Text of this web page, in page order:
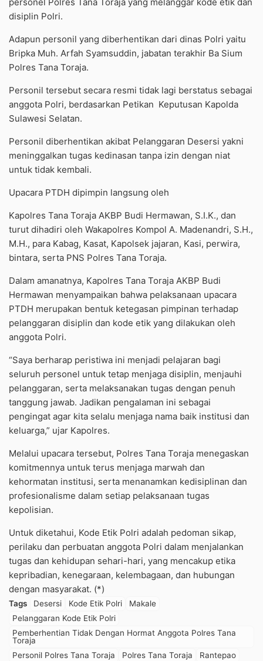
personel Polres Tana Toraja yang melanggar kode etik dan
disiplin Polri.
Adapun personil yang diberhentikan dari dinas Polri yaitu
Bripka Muh. Arfah Syamsuddin, jabatan terakhir Ba Sium
Polres Tana Toraja.
Personil tersebut secara resmi tidak lagi berstatus sebagai
anggota Polri, berdasarkan Petikan Keputusan Kapolda
Sulawesi Selatan.
Personil diberhentikan akibat Pelanggaran Desersi yakni
meninggalkan tugas kedinasan tanpa izin dengan niat
untuk tidak kembali.
Upacara PTDH dipimpin langsung oleh
Kapolres Tana Toraja AKBP Budi Hermawan, S.I.K., dan
turut dihadiri oleh Wakapolres Kompol A. Madenandri, S.H.,
M.H., para Kabag, Kasat, Kapolsek jajaran, Kasi, perwira,
bintara, serta PNS Polres Tana Toraja.
Dalam amanatnya, Kapolres Tana Toraja AKBP Budi
Hermawan menyampaikan bahwa pelaksanaan upacara
PTDH merupakan bentuk ketegasan pimpinan terhadap
pelanggaran disiplin dan kode etik yang dilakukan oleh
anggota Polri.
“Saya berharap peristiwa ini menjadi pelajaran bagi
seluruh personel untuk tetap menjaga disiplin, menjauhi
pelanggaran, serta melaksanakan tugas dengan penuh
tanggung jawab. Jadikan pengalaman ini sebagai
pengingat agar kita selalu menjaga nama baik institusi dan
keluarga,” ujar Kapolres.
Melalui upacara tersebut, Polres Tana Toraja menegaskan
komitmennya untuk terus menjaga marwah dan
kehormatan institusi, serta menanamkan kedisiplinan dan
profesionalisme dalam setiap pelaksanaan tugas
kepolisian.
Untuk diketahui, Kode Etik Polri adalah pedoman sikap,
perilaku dan perbuatan anggota Polri dalam menjalankan
tugas dan kehidupan sehari-hari, yang mencakup etika
kepribadian, kenegaraan, kelembagaan, dan hubungan
dengan masyarakat. (*)
Tags Desersi Kode Etik Polri
Makale
Pelanggaran Kode Etik Polri
Pemberhentian Tidak Dengan Hormat Anggota Polres Tana
Toraja
Personil Polres Tana Toraja
Polres Tana Toraja
Rantepao